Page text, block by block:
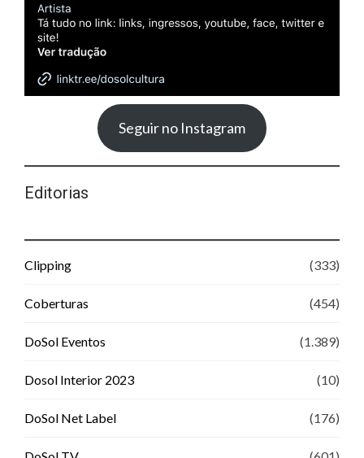
Seguir no Instagram
Editorias
Clipping (333)
Coberturas (454)
DoSol Eventos (1.389)
Dosol Interior 2023 (10)
DoSol Net Label (176)